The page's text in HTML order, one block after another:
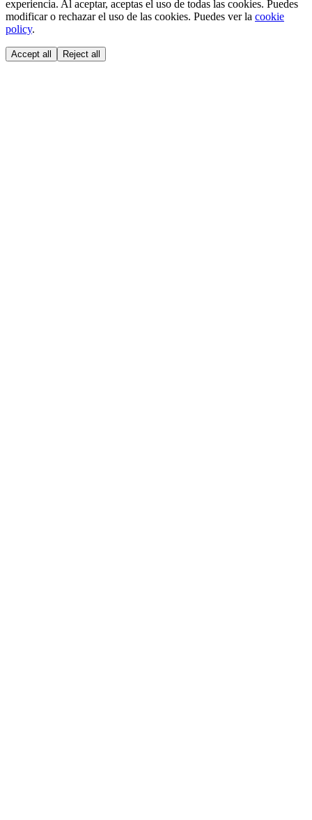
experiencia. Al aceptar, aceptas el uso de todas las cookies. Puedes
modificar o rechazar el uso de las cookies. Puedes ver la cookie
policy.
Accept all Reject all